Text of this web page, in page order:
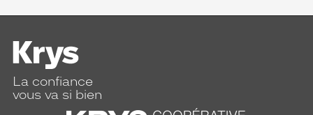
La confiance
vous va si bien